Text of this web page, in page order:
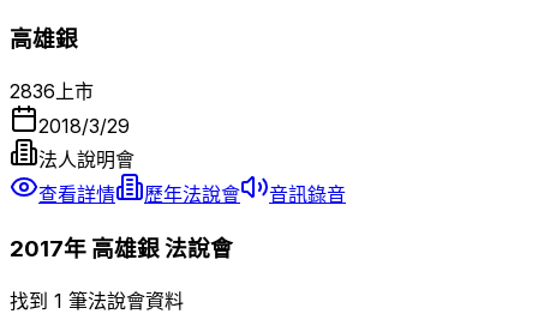
高雄銀
2836上市
2018/3/29
法人說明會
查看詳情
歷年法說會 音訊錄音
2017年 高雄銀法說會
找到 1 筆法說會資料